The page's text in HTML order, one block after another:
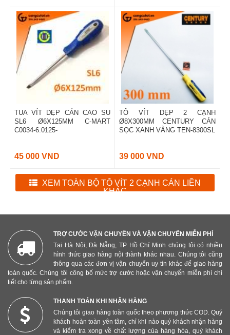
TUA VÍT DẸP CÁN CAO SU
SL6 Ø6X125MM C-MART
C0034-6.0125-
45 000 VND
TÔ VÍT DẸP 2 CẠNH
Ø8X300MM CENTURY CÁN
SỌC XANH VÀNG TEN-8300SL
39 000 VND
XEM TOÀN BỘ TÔ VÍT 2 CẠNH CÁN LIỀN
KHÁC
TRỢ CƯỚC VẬN CHUYỂN VÀ VẬN CHUYỂN MIỄN PHÍ
Tại Hà Nội, Đà Nẵng, TP Hồ Chí Minh chúng tôi có nhiều
hình thức giao hàng nội thành khác nhau. Chúng tôi cũng
thông qua các đơn vị vận chuyển uy tín khác để giao hàng
toàn quốc. Chúng tôi công bố mức trợ cước hoặc vận chuyển miễn phí chi
tiết cho từng sản phẩm.
THANH TOÁN KHI NHẬN HÀNG
Chúng tôi giao hàng toàn quốc theo phương thức COD. Quý
khách hoàn toàn yên tâm, chỉ khi nào quý khách nhận hàng
và kiểm tra xong về chất lượng của hàng hóa, quý khách